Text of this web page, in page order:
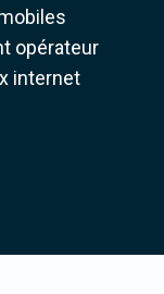
opérateur
internet